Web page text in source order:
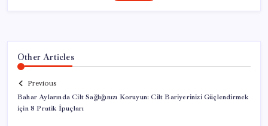
Other Articles
Previous
Bahar Aylarında Cilt Sağlığınızı Koruyun: Cilt Bariyerinizi Güçlendirmek
için 8 Pratik İpuçları